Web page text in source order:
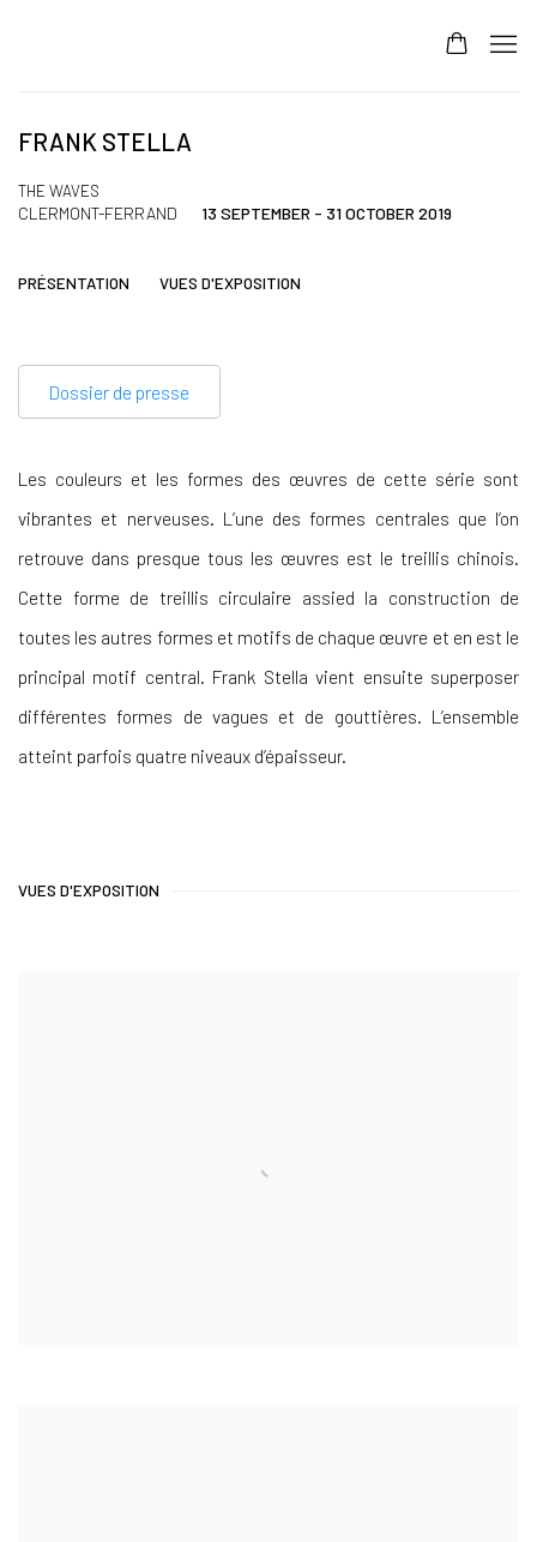
FRANK STELLA
THE WAVES
13 SEPTEMBER - 31 OCTOBER 2019
CLERMONT-FERRAND
PRÉSENTATION VUES D'EXPOSITION
Dossier de presse
Les couleurs et les formes des œuvres de cette série sont
vibrantes et nerveuses. L’une des formes centrales que l’on
retrouve dans presque tous les œuvres est le treillis chinois.
Cette forme de treillis circulaire assied la construction de
toutes les autres formes et motifs de chaque œuvre et en est le
principal motif central. Frank Stella vient ensuite superposer
différentes formes de vagues et de gouttières. L’ensemble
atteint parfois quatre niveaux d’épaisseur.
VUES D'EXPOSITION